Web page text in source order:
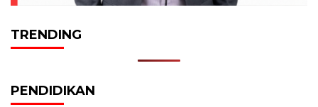
TRENDING
PENDIDIKAN